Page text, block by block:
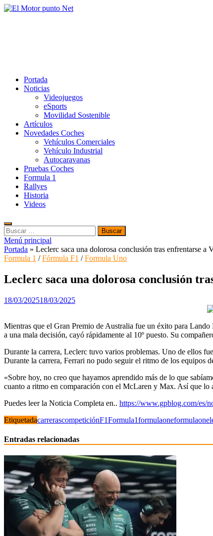
Saltar
Portada
Noticias
Videojuegos
eSports
Movilidad Sostenible
Artículos
Novedades Coches
Vehículos Comerciales
Vehículo Industrial
Autocaravanas
Pruebas Coches
Formula 1
Rallyes
Historia
Videos
Buscar:
Menú principal
Portada » Leclerc saca una dolorosa conclusión tras enfrentarse a
Formula 1 /Fórmula F1 /Formula Uno
Leclerc saca una dolorosa conclusión
18/03/202518/03/2025
Mientras que el Gran Premio de Australia fue un éxito para
a una mala decisión, cayó rápidamente al 10º puesto. Su
Durante la carrera, Leclerc tuvo varios problemas. Uno de ellos
Durante la carrera, Ferrari no pudo seguir el ritmo de los equipos
«Sobre hoy, no creo que hayamos aprendido más de lo que
cuanto a ritmo en comparación con el McLaren y Max. Así que
Puedes leer la Noticia Completa en.. https://www.gpblog.com/es/
EtiquetadacarrerascompeticiónF1Formula1formulaone
Entradas relacionadas